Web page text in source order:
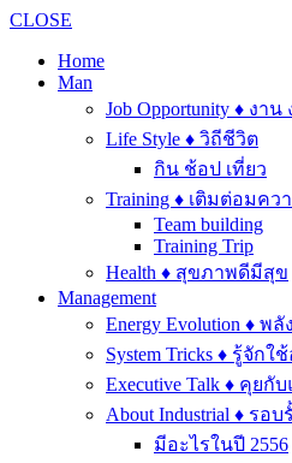
CLOSE
Home
Man
Job Opportunity ♦ งา
Life Style ♦ วิถีชีวิต
กิน ช้อป เที่ยว
Training ♦ เติมต่อมคว
Team building
Training Trip
Health ♦ สุขภาพดีมีสุข
Management
Energy Evolution ♦ พ
System Tricks ♦ รู้จักใ
Executive Talk ♦ คุยกั
About Industrial ♦ รอ
มีอะไรในปี 2556